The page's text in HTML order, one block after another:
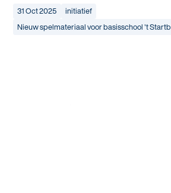
op weg naar volledig circulair in
Schoonmaak
Industrie
Wij zijn Asito
31 Oct 2025
initiatief
Nieuw spelmateriaal voor basisschool 't